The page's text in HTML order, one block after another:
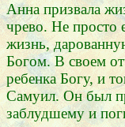
Анна призвала
чрево. Не просто
жизнь,
Богом. В своем
ребенка Богу, и
Самуил. Он был
заблудшему и